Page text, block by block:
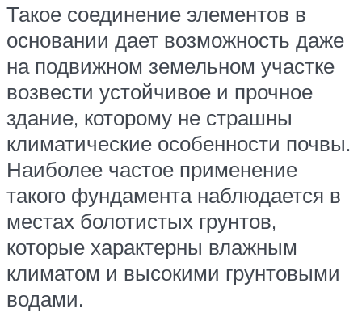
Такое соединение элементов в
основании дает возможность даже
на подвижном земельном участке
возвести устойчивое и прочное
здание, которому не страшны
климатические особенности почвы.
Наиболее частое применение
такого фундамента наблюдается в
местах болотистых грунтов,
которые характерны влажным
климатом и высокими грунтовыми
водами.